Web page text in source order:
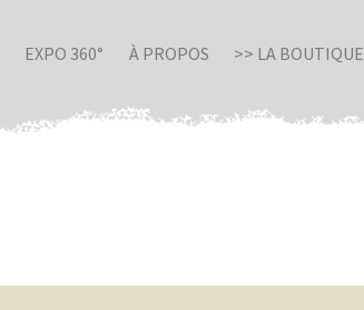
EXPO 360° À PROPOS >> LA BOUTIQUE